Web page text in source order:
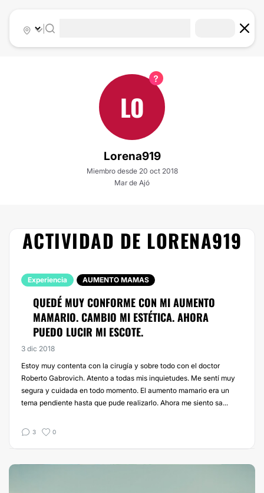
|
LO
Lorena919
Miembro desde 20 oct 2018
Mar de Ajó
ACTIVIDAD DE LORENA919
Experiencia AUMENTO MAMAS
QUEDÉ MUY CONFORME CON MI AUMENTO
MAMARIO. CAMBIO MI ESTÉTICA. AHORA
PUEDO LUCIR MI ESCOTE.
3 dic 2018
Estoy muy contenta con la cirugía y sobre todo con el doctor
Roberto Gabrovich. Atento a todas mis inquietudes. Me sentí muy
segura y cuidada en todo momento. El aumento mamario era un
tema pendiente hasta que pude realizarlo. Ahora me siento sa...
3 0